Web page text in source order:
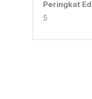
Peringkat
5